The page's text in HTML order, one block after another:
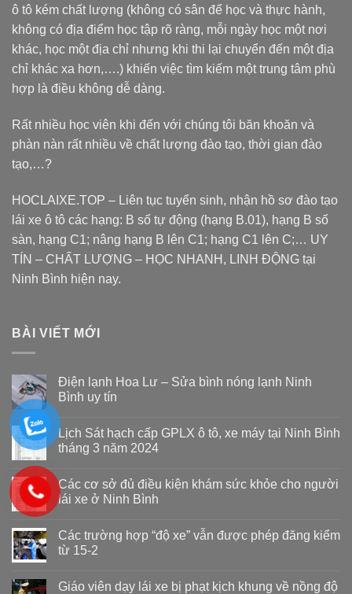
ô tô kém chất lượng (không có sân để học và thực hành,
không có địa điểm học tập rõ ràng, mỗi ngày học một nơi
khác, học một địa chỉ nhưng khi thi lại chuyển đến một địa
chỉ khác xa hơn,….) khiến việc tìm kiếm một trung tâm phù
hợp là điều không dễ dàng.
Rất nhiều học viên khi đến với chúng tôi băn khoăn và
phàn nàn rất nhiều về chất lượng đào tạo, thời gian đào
tạo,…?
HOCLAIXE.TOP – Liên tục tuyển sinh, nhận hồ sơ đào tạo
lái xe ô tô các hạng: B số tự động (hạng B.01), hạng B số
sàn, hạng C1; nâng hạng B lên C1; hạng C1 lên C;… UY
TÍN – CHẤT LƯỢNG – HỌC NHANH, LINH ĐỘNG tại
Ninh Bình hiện nay.
BÀI VIẾT MỚI
Điện lạnh Hoa Lư – Sửa bình nóng lạnh Ninh
Bình uy tín
Lịch Sát hạch cấp GPLX ô tô, xe máy tại Ninh Bình
tháng 3 năm 2024
Các cơ sở đủ điều kiện khám sức khỏe cho người
lái xe ở Ninh Bình
Các trường hợp “độ xe” vẫn được phép đăng kiểm
từ 15-2
Giáo viên dạy lái xe bị phạt kịch khung về nồng độ